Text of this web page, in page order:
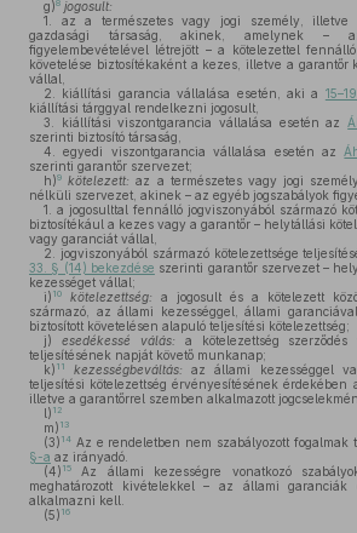
g)8 jogosult:
1. az a természetes vagy jogi személy, illetve
gazdasági társaság, akinek, amelynek –
figyelembevételével létrejött – a kötelezettel
követelése biztosítékaként a kezes, illetve a garantőr
vállal,
2. kiállítási garancia vállalása esetén, aki a
kiállítási tárggyal rendelkezni jogosult,
3. kiállítási viszontgarancia vállalása esetén az
szerinti biztosító társaság,
4. egyedi viszontgarancia vállalása esetén az
szerinti garantőr szervezet;
h)9 kötelezett: az a természetes vagy jogi
nélküli szervezet, akinek – az egyéb jogszabályok
1. a jogosulttal fennálló jogviszonyából származó
biztosítékául a kezes vagy a garantőr – helytállási
vagy garanciát vállal,
2. jogviszonyából származó kötelezettsége
33. § (14) bekezdése szerinti garantőr szervezet –
kezességet vállal;
i) 10 kötelezettség: a jogosult és a kötelezett
származó, az állami kezességgel, állami
biztosított követelésen alapuló teljesítési kötelezettség;
j)
esedékessé válás: a kötelezettség
teljesítésének napját követő munkanap;
k) 11 kezességbeváltás: az állami kezességgel
teljesítési kötelezettség érvényesítésének érdekében
illetve a garantőrrel szemben alkalmazott
l) 12
m) 13
(3) 14 Az e rendeletben nem szabályozott fogalmak
§-a az irányadó.
(4) 15
Az állami kezességre vonatkozó
meghatározott kivételekkel – az állami garanciák
alkalmazni kell.
(5) 16